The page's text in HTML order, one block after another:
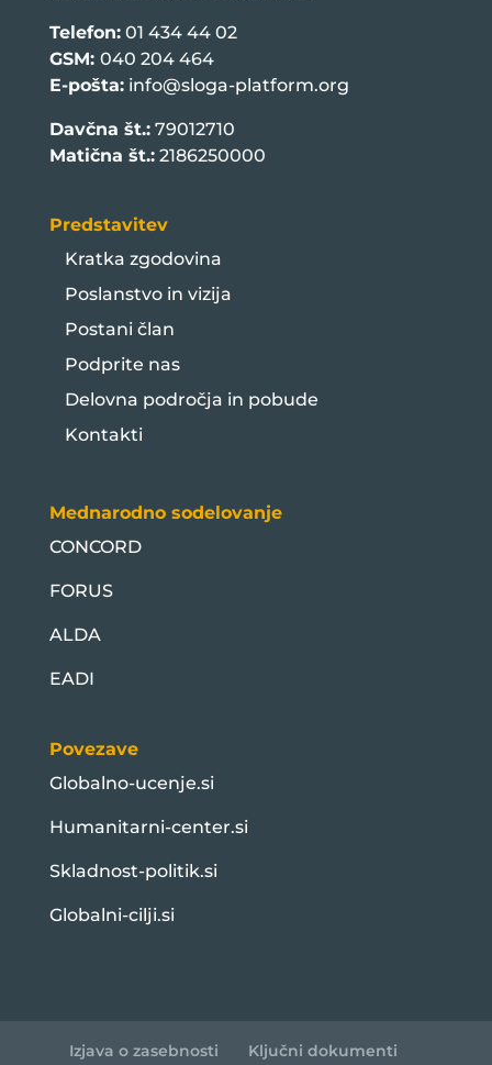
Telefon:01 434 44 02
GSM: 040 204 464
E-pošta: info@sloga-platform.org
Davčna št.:79012710
Matična št.:2186250000
Predstavitev
Kratka zgodovina
Poslanstvo in vizija
Postani član
Podprite nas
Delovna področja in pobude
Kontakti
Mednarodno sodelovanje
CONCORD
FORUS
ALDA
EADI
Povezave
Globalno-ucenje.si
Humanitarni-center.si
Skladnost-politik.si
Globalni-cilji.si
Izjava o zasebnosti
Ključni dokumenti